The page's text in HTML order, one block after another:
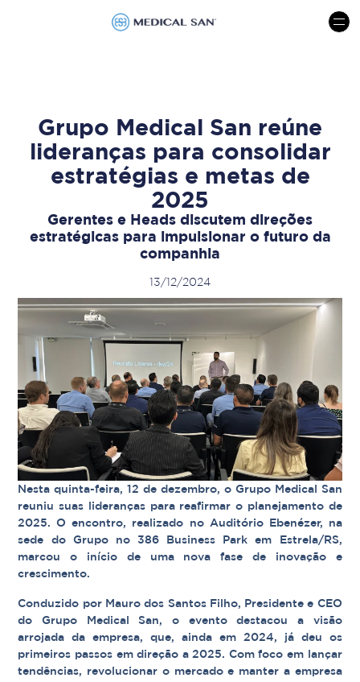
menu
Grupo Medical San reúne
lideranças para consolidar
estratégias e metas de
2025
Gerentes e Heads discutem direções
estratégicas para impulsionar o futuro da
companhia
13/12/2024
Nesta quinta-feira, 12 de dezembro, o Grupo Medical San
reuniu suas lideranças para reafirmar o planejamento de
2025. O encontro, realizado no Auditório Ebenézer, na
sede do Grupo no 386 Business Park em Estrela/RS,
marcou o início de uma nova fase de inovação e
crescimento.
Conduzido por Mauro dos Santos Filho, Presidente e CEO
do Grupo Medical San, o evento destacou a visão
arrojada da empresa, que, ainda em 2024, já deu os
primeiros passos em direção a 2025. Com foco em lançar
tendências, revolucionar o mercado e manter a empresa